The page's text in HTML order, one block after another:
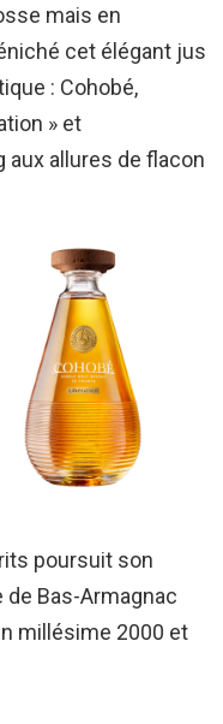
mais en
cet élégant jus
: Cohobé,
» et
aux allures de flacon
poursuit son
Bas-Armagnac
millésime 2000 et